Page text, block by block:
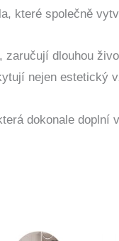
které společně
zaručují dlouhou
nejen estetický
dokonale